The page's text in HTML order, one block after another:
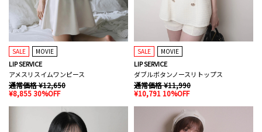
SALE MOVIE
LIP SERVICE
アメスリスイムワンピース
通常価格 ¥12,650
¥8,855 30%OFF
SALE MOVIE
LIP SERVICE
ダブルボタンノースリトップス
通常価格 ¥11,990
¥10,791 10%OFF